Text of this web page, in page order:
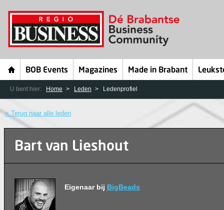
BOB Events Magazines Made in Brabant
U bent hier: Home Leden Ledenprofiel
< Terug naar alle leden
Bart van Lieshout
Eigenaar bij BigBeads